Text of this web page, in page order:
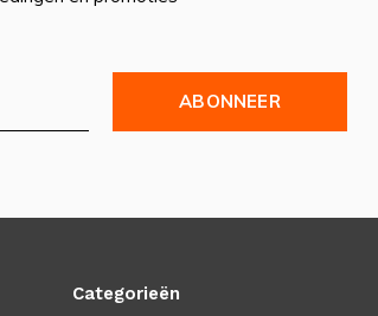
ABONNEER
Categorieën